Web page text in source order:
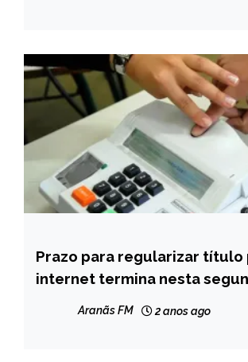
BRASIL
NOTÍCIAS
Prazo para regularizar título
internet termina nesta
Aranãs FM 2 anos ago